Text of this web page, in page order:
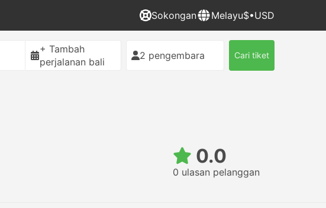
Sokongan Melayu$•USD
+ Tambah
perjalanan bali
2 pengembara Cari tiket
0.0
0 ulasan pelanggan